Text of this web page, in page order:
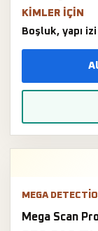
KIMLER IÇIN
Boşluk, yapı
MEGA
Mega Scan